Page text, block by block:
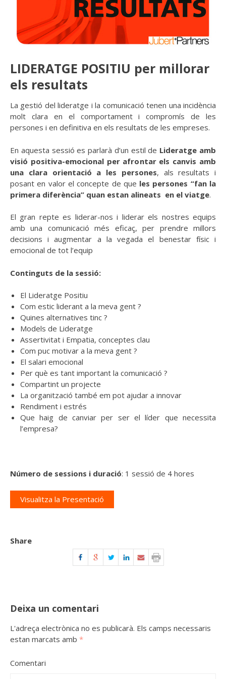
LIDERATGE POSITIU per millorar
els resultats
La gestió del lideratge i la comunicació tenen una incidència
molt clara en el comportament i compromís de les
persones i en definitiva en els resultats de les empreses.
En aquesta sessió es parlarà d’un estil de Lideratge amb
visió positiva-emocional per afrontar els canvis amb
una clara orientació a les persones, als resultats i
posant en valor el concepte de que les persones “fan la
primera diferència” quan estan alineats en el viatge.
El gran repte es liderar-nos i liderar els nostres equips
amb una comunicació més eficaç, per prendre millors
decisions i augmentar a la vegada el benestar físic i
emocional de tot l’equip
Continguts de la sessió:
El Lideratge Positiu
Com estic liderant a la meva gent ?
Quines alternatives tinc ?
Models de Lideratge
Assertivitat i Empatia, conceptes clau
Com puc motivar a la meva gent ?
El salari emocional
Per què es tant important la comunicació ?
Compartint un projecte
La organització també em pot ajudar a innovar
Rendiment i estrés
Que haig de canviar per ser el líder que necessita
l’empresa?
Número de sessions i duració: 1 sessió de 4 hores
Visualitza la Presentació
Share
Deixa un comentari
L'adreça electrònica no es publicarà. Els camps necessaris
estan marcats amb *
Comentari